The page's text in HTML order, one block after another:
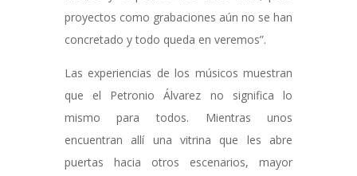
proyectos como grabaciones aún no se han
concretado y todo queda en veremos”.
Las experiencias de los músicos muestran
que el Petronio Álvarez no significa lo
mismo para todos. Mientras unos
encuentran allí una vitrina que les abre
puertas hacia otros escenarios, mayor